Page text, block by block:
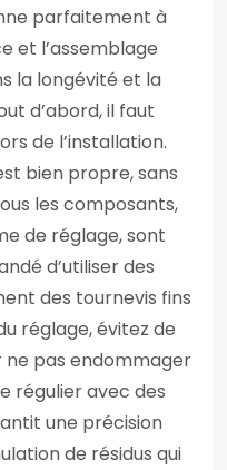
parfaitement à
et l’assemblage
la longévité et la
d’abord, il faut
de l’installation.
bien propre, sans
les composants,
de réglage, sont
d’utiliser des
des tournevis fins
réglage, évitez de
pas endommager
régulier avec des
une précision
de résidus qui